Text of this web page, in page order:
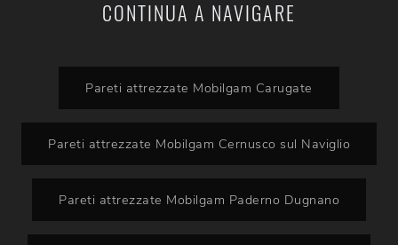
CONTINUA A NAVIGARE
Pareti attrezzate Mobilgam Carugate
Pareti attrezzate Mobilgam Cernusco sul Naviglio
Pareti attrezzate Mobilgam Paderno Dugnano